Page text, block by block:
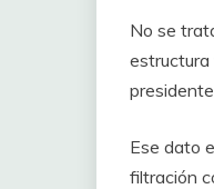
No se
estructura
Ese dato
filtración